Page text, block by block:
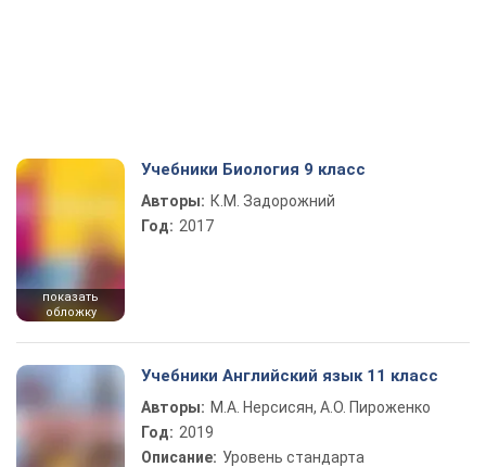
показать
обложку
Учебники Биология 9 класс
Авторы: К.М. Задорожний
Год: 2017
Учебники Английский язык 11 класс
Авторы: М.А. Нерсисян, А.О. Пироженко
Год: 2019
Описание: Уровень стандарта